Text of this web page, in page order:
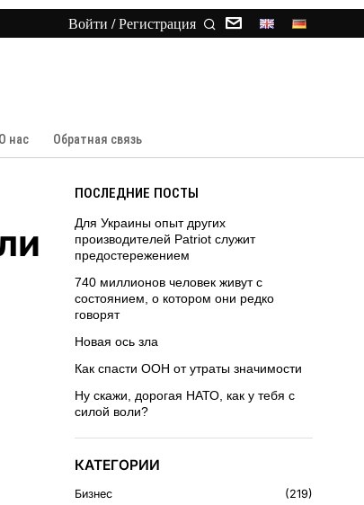
Войти / Регистрация
О нас Обратная связь
ПОСЛЕДНИЕ ПОСТЫ
Для Украины опыт других
производителей Patriot служит
предостережением
740 миллионов человек живут с
состоянием, о котором они редко
говорят
Новая ось зла
Как спасти ООН от утраты значимости
Ну скажи, дорогая НАТО, как у тебя с
силой воли?
КАТЕГОРИИ
Бизнес
219